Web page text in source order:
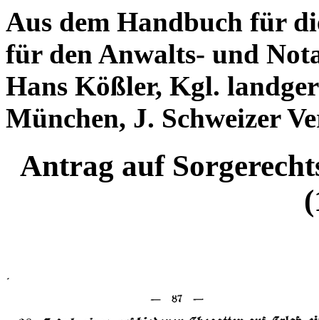
Aus dem Handbuch für
für den Anwalts- und
Hans Kößler, Kgl.
München, J. Schweizer
Antrag auf